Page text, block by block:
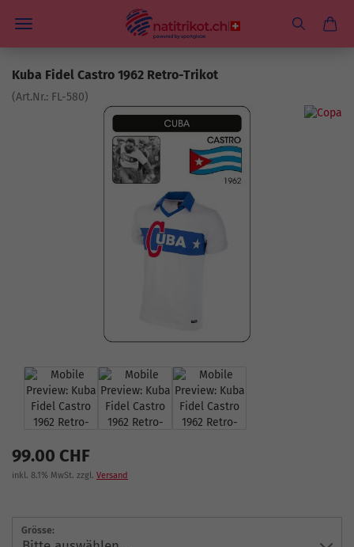
Kuba Fidel Castro 1962 Retro-Trikot
(Art.Nr.: FL-580)
99.00 CHF
inkl. 8.1% MwSt. zzgl. Versand
Grösse: